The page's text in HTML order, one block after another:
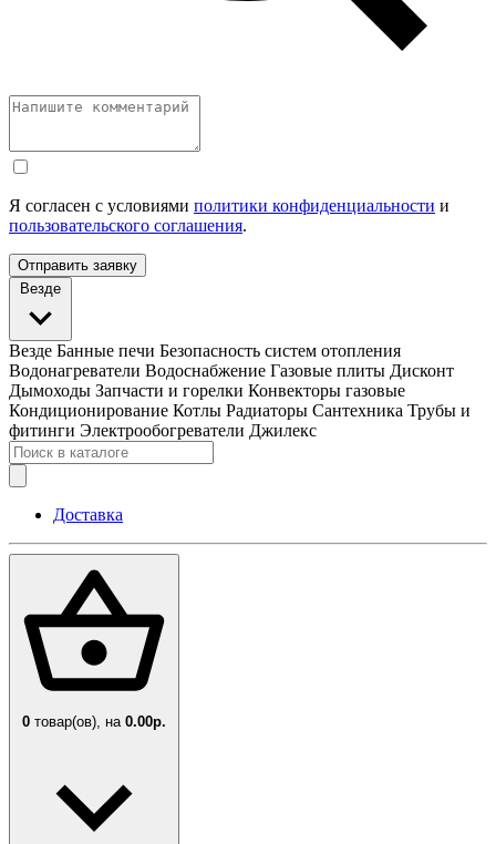
Я согласен с условиями политики конфиденциальности и
пользовательского соглашения.
Отправить заявку
Везде
Везде Банные печи Безопасность систем отопления
Водонагреватели Водоснабжение Газовые плиты Дисконт
Дымоходы Запчасти и горелки Конвекторы газовые
Кондиционирование Котлы Радиаторы Сантехника Трубы и
фитинги Электрообогреватели Джилекс
Доставка
0 товар(ов), на 0.00р.